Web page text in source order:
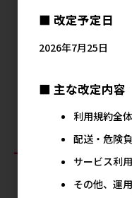
水筒 ステンレスボトル S シル
メーカー希望小売価格
■ 改定予定日
2026年7月25日
■ 主な改定内容
利用規約全
配送・危険
サービス利
その他、運